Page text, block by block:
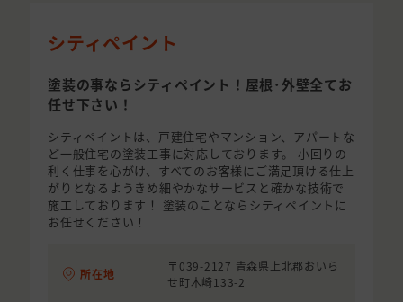
シティペイント
塗装の事ならシティペイント！屋根･外壁全てお
任せ下さい！
シティペイントは、戸建住宅やマンション、アパートな
ど一般住宅の塗装工事に対応しております。 小回りの
利く仕事を心がけ、すべてのお客様にご満足頂ける仕上
がりとなるようきめ細やかなサービスと確かな技術で
施工しております！ 塗装のことならシティペイントに
お任せください！
所在地
〒039-2127 青森県上北郡おいら
せ町木崎133-2